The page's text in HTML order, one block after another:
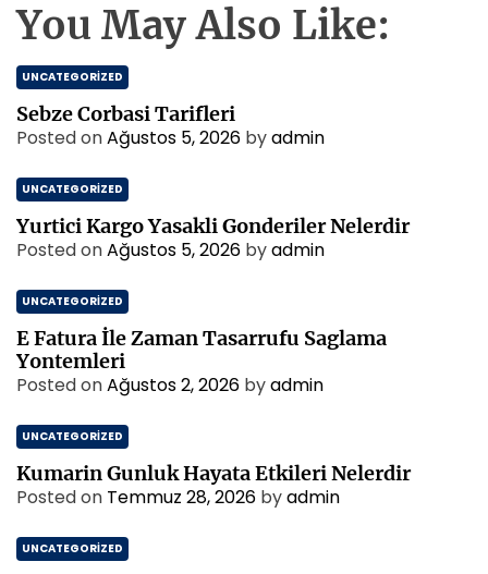
You May Also Like:
UNCATEGORIZED
Sebze Corbasi Tarifleri
Posted onAğustos 5, 2026 byadmin
UNCATEGORIZED
Yurtici Kargo Yasakli Gonderiler Nelerdir
Posted onAğustos 5, 2026 byadmin
UNCATEGORIZED
E Fatura İle Zaman Tasarrufu Saglama
Yontemleri
Posted onAğustos 2, 2026 byadmin
UNCATEGORIZED
Kumarin Gunluk Hayata Etkileri Nelerdir
Posted on Temmuz 28, 2026 byadmin
UNCATEGORIZED